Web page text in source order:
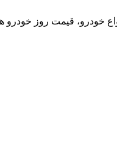
خودرو، قیمت روز